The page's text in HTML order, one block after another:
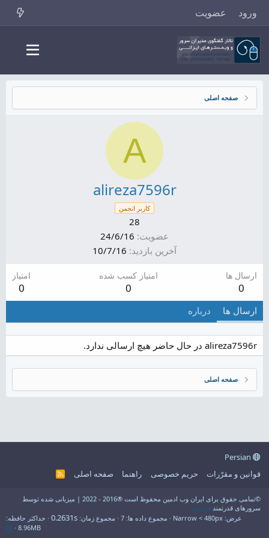
ورود عضویت
صفحه اصلی
A
alireza7596r
کاربر انجمن
28
عضویت 24/6/16
آخرین بازدید 10/7/16
ارسال ها
0
امتیاز کسب شده
0
امتیاز
0
ارسال ها درباره
alireza7596r در حال حاضر هیچ ارسالی ندارد.
صفحه اصلی
قوانین و مقرّرات
حریم خصوصی راهنما صفحه اصلی
R
©تمامی حقوق برای ایران وب ادمین محفوظ است ®2016 - 2022 | میزبانی شده توسط
سرورهای قدرتمند فراسو
عرض
مجموع داده ها 7 مجموع زمان 0.2631s
حداکثر حافظه
8.96MB